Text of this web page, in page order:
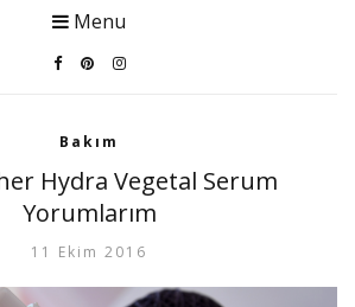
Menu
Bakım
Hydra Vegetal Serum
Yorumlarım
11 Ekim 2016